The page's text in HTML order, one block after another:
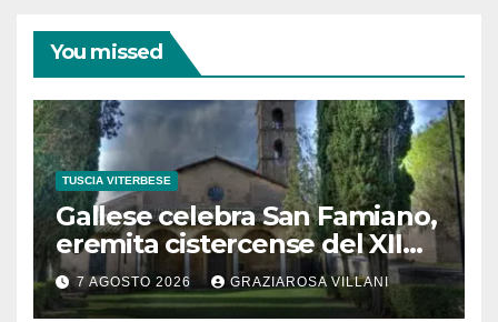
You missed
TUSCIA VITERBESE
Gallese celebra San Famiano,
eremita cistercense del XII
secolo
7 AGOSTO 2026 GRAZIAROSA VILLANI